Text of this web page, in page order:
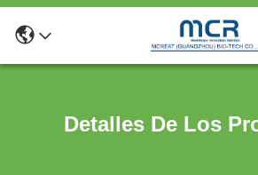
Detalles De Los